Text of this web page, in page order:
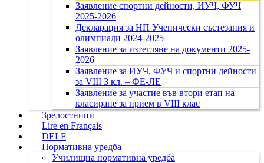
Заявление спортни дейности, ИУЧ, ФУЧ
2025-2026
Декларация за НП Ученически състезания и
олимпиади 2024-2025
Заявление за изтегляне на документи 2025-
2026
Заявление за ИУЧ, ФУЧ и спортни дейности
за VIII З кл. – ФЕ-ЛЕ
Заявление за участие във втори етап на
класиране за прием в VIII клас
Зрелостници
Lire en Français
DELF
Нормативна уредба
Училищна нормативна уредба